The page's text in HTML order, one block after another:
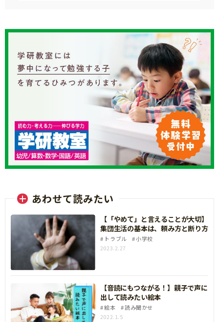
あわせて読みたい
【「やめて」と言えることが大切】
集団生活の基本は、頼み方と断り方
トラブル
小学校
2023.2.27
【音読にもつながる！】親子で声に
出して読みたい絵本
絵本
読み聞かせ
2022.1.5